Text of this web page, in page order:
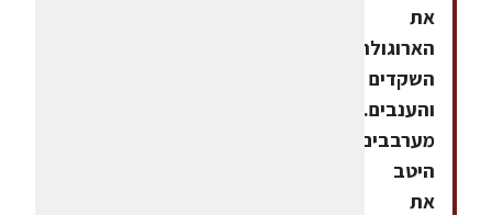
את
הארוגולה,
השקדים
והענבים.
מערבבים
היטב
את